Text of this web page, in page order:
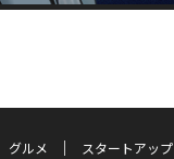
グルメ スタートアップ